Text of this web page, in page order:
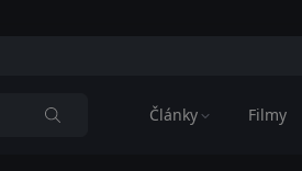
Články Filmy